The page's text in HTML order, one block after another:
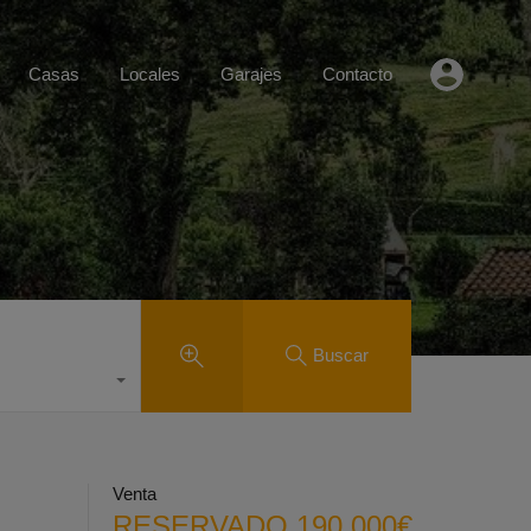
Casas Locales Garajes Contacto
Buscar
Venta